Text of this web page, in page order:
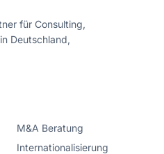
für Consulting,
Deutschland,
M&A Beratung
Internationalisierung